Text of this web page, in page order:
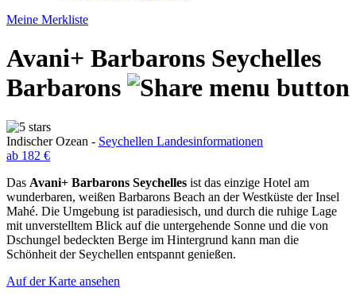
Meine Merkliste
Avani+ Barbarons Seychelles
Barbarons
Indischer Ozean - Seychellen Landesinformationen
ab 182 €
Das Avani+ Barbarons Seychelles ist das einzige Hotel am
wunderbaren, weißen Barbarons Beach an der Westküste der Insel
Mahé. Die Umgebung ist paradiesisch, und durch die ruhige Lage
mit unverstelltem Blick auf die untergehende Sonne und die von
Dschungel bedeckten Berge im Hintergrund kann man die
Schönheit der Seychellen entspannt genießen.
Auf der Karte ansehen